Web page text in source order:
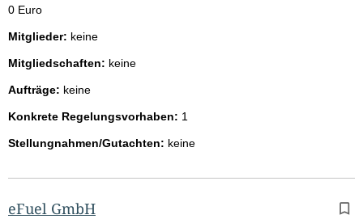
0 Euro
Mitglieder: keine
Mitgliedschaften: keine
Aufträge: keine
Konkrete Regelungsvorhaben: 1
Stellungnahmen/Gutachten: keine
eFuel GmbH